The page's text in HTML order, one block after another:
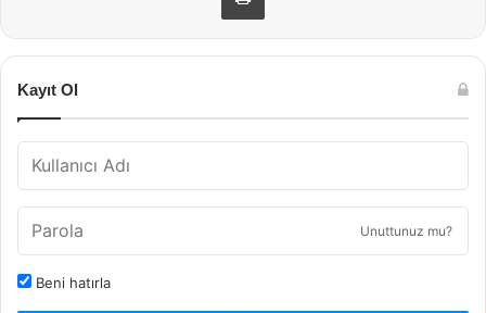
Kayıt Ol
Unuttunuz mu?
Beni hatırla